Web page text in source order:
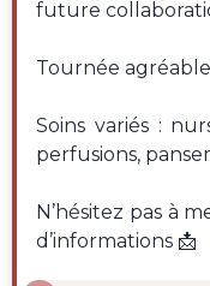
future
Soins variés :
perfusions,
N’hésitez pas à
d’informations 📩